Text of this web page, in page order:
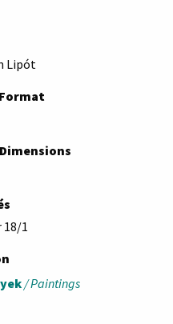
Lipót
18/1
/ Paintings